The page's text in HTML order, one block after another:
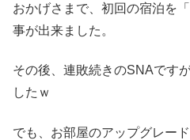
おかげさまで、初回の宿泊を「
事が出来ました。
その後、連敗続きのSNAです
したｗ
でも、お部屋のアップグレー